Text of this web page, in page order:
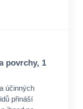
povrchy, 1
účinných
přináší